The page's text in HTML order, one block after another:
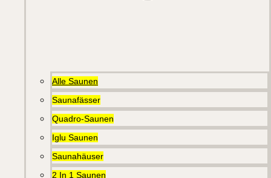
Alle Saunen
Saunafässer
Quadro-Saunen
Iglu Saunen
Saunahäuser
2 In 1 Saunen